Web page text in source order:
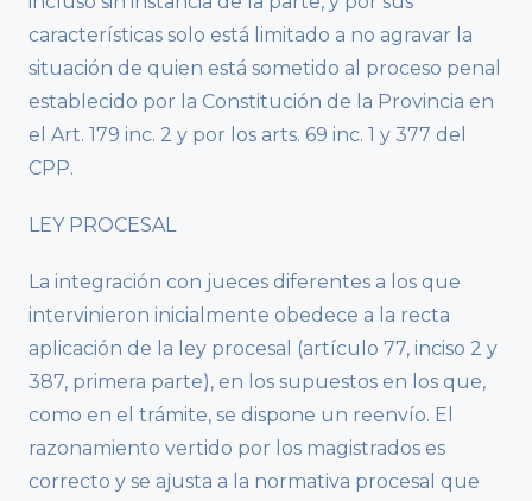
características solo está limitado a no agravar la
situación de quien está sometido al proceso penal
establecido por la Constitución de la Provincia en
el Art. 179 inc. 2 y por los arts. 69 inc. 1 y 377 del
CPP.
LEY PROCESAL
La integración con jueces diferentes a los que
intervinieron inicialmente obedece a la recta
aplicación de la ley procesal (artículo 77, inciso 2 y
387, primera parte), en los supuestos en los que,
como en el trámite, se dispone un reenvío. El
razonamiento vertido por los magistrados es
correcto y se ajusta a la normativa procesal que